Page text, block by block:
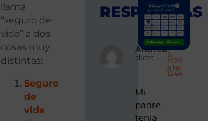
llama
“seguro de
vida” a dos
cosas muy
distintas:
Seguro
de
vida
RESPUESTAS
Andrea
dice: 5,
2026
a las
12:44
Mi
padre
tenía